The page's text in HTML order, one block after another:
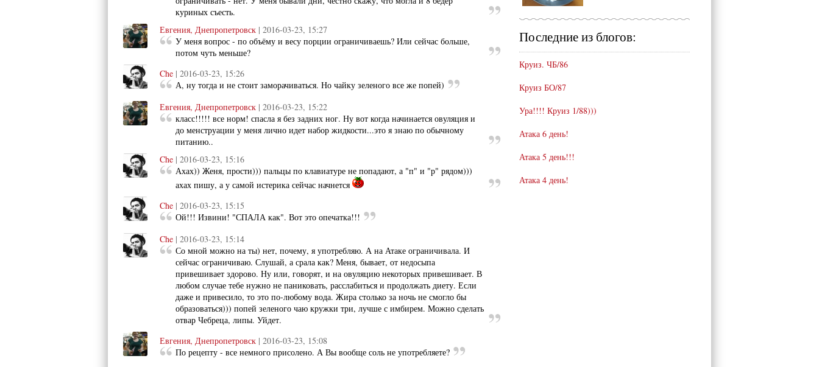
куриных съесть.
Евгения, Днепропетровск | 2016-03-23, 15:27
У меня вопрос - по объёму и весу порции ограничиваешь? Или сейчас больше,
потом чуть меньше?
Che | 2016-03-23, 15:26
А, ну тогда и не стоит заморачиваться. Но чайку зеленого все же попей)
Евгения, Днепропетровск | 2016-03-23, 15:22
класс!!!!! все норм! спасла я без задних ног. Ну вот когда начинается овуляция и
до менструации у меня лично идет набор жидкости...это я знаю по обычному
питанию..
Che | 2016-03-23, 15:16
Ахах)) Женя, прости))) пальцы по клавиатуре не попадают, а "п" и "р" рядом)))
ахах пишу, а у самой истерика сейчас начнется
Che | 2016-03-23, 15:15
Ой!!! Извини! "СПАЛА как". Вот это опечатка!!!
Che | 2016-03-23, 15:14
Со мной можно на ты) нет, почему, я употребляю. А на Атаке ограничивала. И
сейчас ограничиваю. Слушай, а срала как? Меня, бывает, от недосыпа
привешивает здорово. Ну или, говорят, и на овуляцию некоторых привешивает. В
любом случае тебе нужно не паниковать, расслабиться и продолжать диету. Если
даже и привесило, то это по-любому вода. Жира столько за ночь не смогло бы
образоваться))) попей зеленого чаю кружки три, лучше с имбирем. Можно сделать
отвар Чебреца, липы. Уйдет.
Евгения, Днепропетровск | 2016-03-23, 15:08
По рецепту - все немного присолено. А Вы вообще соль не употребляете?
Последние из блогов:
Круиз. ЧБ/86
Круиз БО/87
Ура!!!! Круиз 1/88)))
Атака 6 день!
Атака 5 день!!!
Атака 4 день!